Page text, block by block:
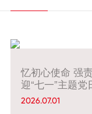
GROUP NEWS
忆初心使命 强
迎“七一”主题党
2026.07.01